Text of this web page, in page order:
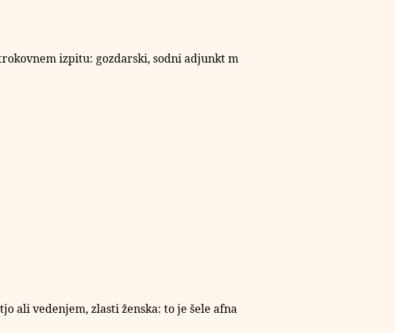
izpitu: gozdarski, sodni adjunkt m
ali vedenjem, zlasti ženska: to je šele afna